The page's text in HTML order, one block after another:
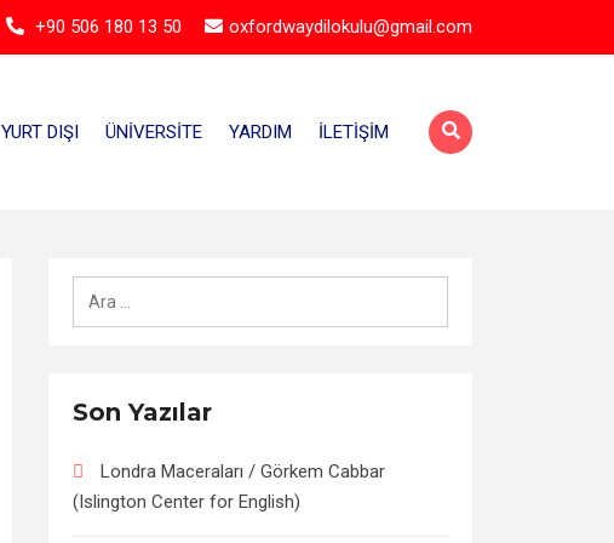
+90 506 180 13 50 oxfordwaydilokulu@gmail.com
YURT DIŞI ÜNIVERSITE YARDIM İLETIŞIM
Arama:
Son Yazılar
Londra Maceraları / Görkem Cabbar
(Islington Center for English)